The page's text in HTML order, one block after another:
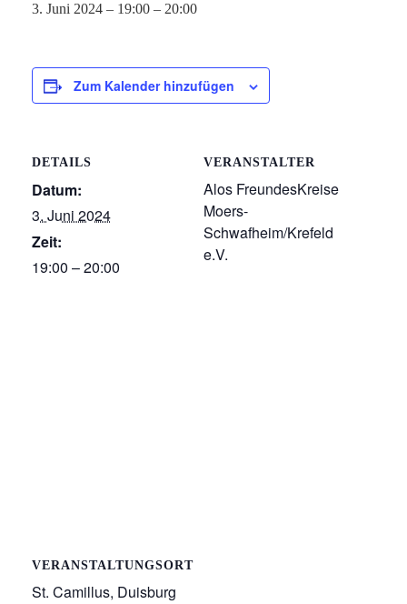
3. Juni 2024 – 19:00 – 20:00
Zum Kalender hinzufügen
DETAILS
Datum:
3. Juni 2024
Zeit:
19:00 – 20:00
VERANSTALTER
Alos FreundesKreise
Moers-
Schwafheim/Krefeld
e.V.
VERANSTALTUNGSORT
St. Camillus, Duisburg